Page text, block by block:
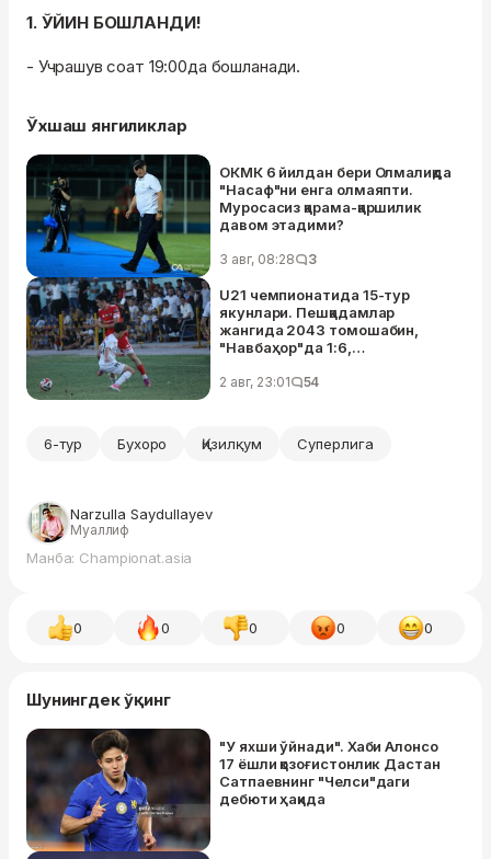
1. ЎЙИН БОШЛАНДИ!
- Учрашув соат 19:00да бошланади.
Ўхшаш янгиликлар
ОКМК 6 йилдан бери Олмалиқда
"Насаф"ни енга олмаяпти.
Муросасиз қарама-қаршилик
давом этадими?
3 авг, 08:28 3
U21 чемпионатида 15-тур
якунлари. Пешқадамлар
жангида 2043 томошабин,
"Навбаҳор"да 1:6,
2 авг, 23:01 54
6-тур Бухоро Қизилқум Суперлига
Narzulla Saydullayev
Муаллиф
Манба: Championat.asia
0 0 0 0 0
Шунингдек ўқинг
"У яхши ўйнади". Хаби Алонсо
17 ёшли қозоғистонлик Дастан
Сатпаевнинг "Челси"даги
дебюти ҳақида